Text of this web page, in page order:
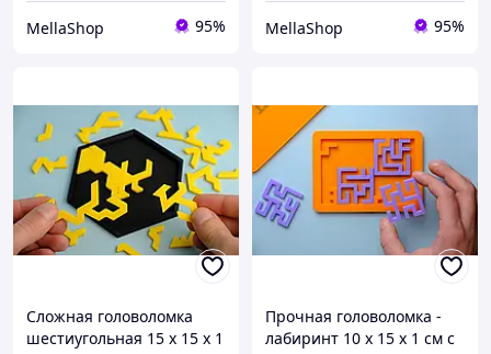
MellaShop 95% MellaShop 95%
Сложная головоломка
шестиугольная 15 x 15 x 1
Прочная головоломка -
лабиринт 10 x 15 x 1 см с